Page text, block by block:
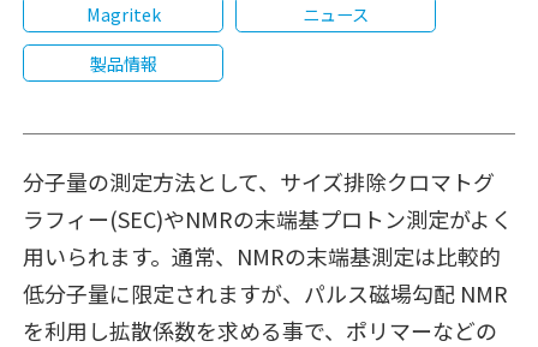
Magritek
ニュース
製品情報
分子量の測定方法として、サイズ排除クロマトグ
ラフィー(SEC)やNMRの末端基プロトン測定がよく
用いられます。通常、NMRの末端基測定は比較的
低分子量に限定されますが、パルス磁場勾配 NMR
を利用し拡散係数を求める事で、ポリマーなどの